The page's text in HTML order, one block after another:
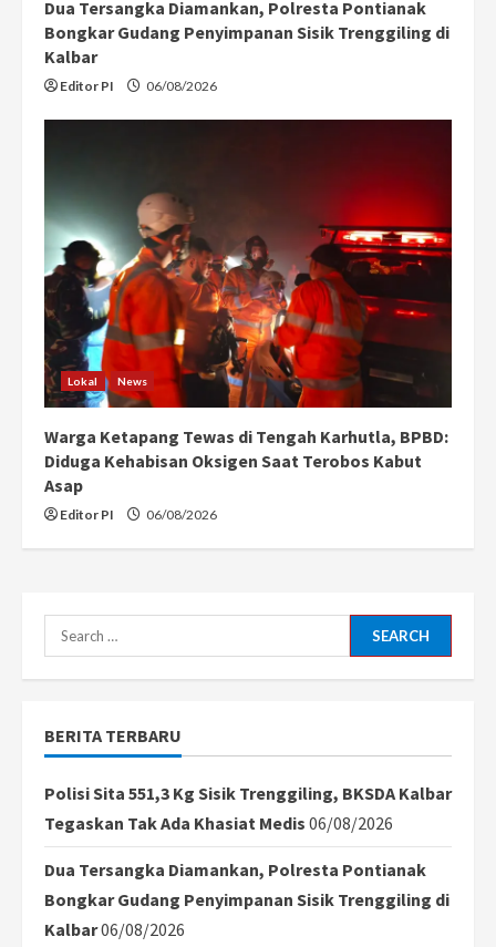
Dua Tersangka Diamankan, Polresta Pontianak
Bongkar Gudang Penyimpanan Sisik Trenggiling di
Kalbar
Editor PI 06/08/2026
Lokal News
Warga Ketapang Tewas di Tengah Karhutla, BPBD:
Diduga Kehabisan Oksigen Saat Terobos Kabut
Asap
Editor PI 06/08/2026
Search
for:
BERITA TERBARU
Polisi Sita 551,3 Kg Sisik Trenggiling, BKSDA Kalbar
Tegaskan Tak Ada Khasiat Medis 06/08/2026
Dua Tersangka Diamankan, Polresta Pontianak
Bongkar Gudang Penyimpanan Sisik Trenggiling di
Kalbar06/08/2026